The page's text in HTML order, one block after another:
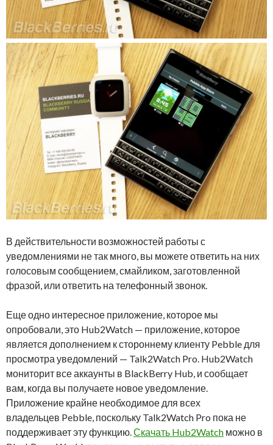
В действительности возможностей работы с
уведомлениями не так много, вы можете ответить на них
голосовым сообщением, смайликом, заготовленной
фразой, или ответить на телефонный звонок.
Еще одно интересное приложение, которое мы
опробовали, это Hub2Watch — приложение, которое
является дополнением к стороннему клиенту Pebble для
просмотра уведомлений — Talk2Watch Pro. Hub2Watch
мониторит все аккаунты в BlackBerry Hub, и сообщает
вам, когда вы получаете новое уведомление.
Приложение крайне необходимое для всех
владельцев Pebble, поскольку Talk2Watch Pro пока не
поддерживает эту функцию.Скачать Hub2Watch можно в